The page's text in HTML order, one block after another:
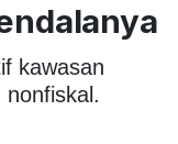
kawasan
nonfiskal.